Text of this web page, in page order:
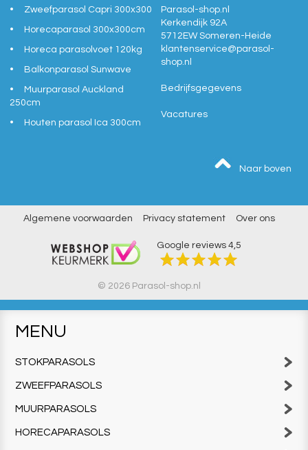
Zweefparasol Capri 300x300
Horecaparasol 300x300cm
Horeca parasolvoet 120kg
Balkonparasol Sunwave
Muurparasol Auckland
250cm
Houten parasol Ica 300cm
Parasol-shop.nl
Kerkendijk 92A
5712EW Someren-Heide
klantenservice@parasol-
shop.nl
Bedrijfsgegevens
Vacatures
Naar boven
Algemene voorwaarden Privacy statement Over ons
Google reviews 4,5
© 2026 Parasol-shop.nl
MENU
STOKPARASOLS
ZWEEFPARASOLS
MUURPARASOLS
HORECAPARASOLS